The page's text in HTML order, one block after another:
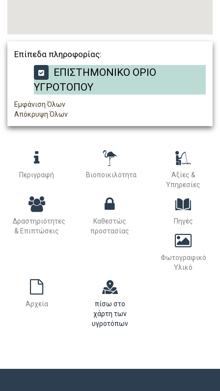
Επίπεδα πληροφορίας:
ΕΠΙΣΤΗΜΟΝΙΚΟ ΟΡΙΟ
ΥΓΡΟΤΟΠΟΥ
Εμφάνιση Όλων
Απόκρυψη Όλων
Περιγραφή Βιοποικιλότητα
Αξίες &
Υπηρεσίες
Δραστηριότητες
& Επιπτώσεις
Καθεστώς
προστασίας
Πηγές
Φωτογραφικό
Υλικό
Αρχεία
πίσω στο
χάρτη των
υγροτόπων